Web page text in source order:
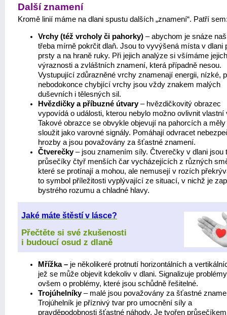
Další znamení
Kromě linií máme na dlani spustu dalších „znamení“. Patří
Vrchy (též vrcholy či pahorky) – abychom je snáze
třeba mírně pokrčit dlaň. Jsou to vyvýšená místa v dlani
prsty a na hraně ruky. Při jejich analýze si všímáme jejich
výraznosti a zvláštních znamení, která případně nesou.
Vystupující zdůrazněné vrchy znamenají energii, nízké,
nebodokonce chybjící vrchy jsou vždy znakem malých
duševních i tělesných sil.
Hvězdičky a příbuzné útvary– hvězdičkovitý obrazec
vypovídá o události, kterou nebylo možno ovlivnit vlastní
Takové obrazce se obvykle objevují na pahorcích a měly
sloužit jako varovné signály. Pomáhají odvracet
hrozby a jsou považovány za šťastné znamení.
Čtverečky– jsou znamením síly. Čtverečky v dlani jsou
průsečíky čtyř menších čar vycházejících z různých
které se protínají a mohou, ale nemusejí v rozích
to symbol příležitosti vyplývající ze situací, v nichž je
bystrého rozumu a chladné hlavy.
Jaké máte štěstí v lásce?
Přečtěte si své zkušenosti
i budoucí osud z dlaně
Mřížka – je několikeré protnutí horizontálních a
jež se může objevit kdekoliv v dlani. Signalizuje
ovšem o problémy, které jsou schůdně řešitelné.
Trojúhelníky– malé jsou považovány za šťastné
Trojúhelník je příznivý tvar pro umocnění síly a
pravděpodobnosti šťastné náhody. Je tvořen